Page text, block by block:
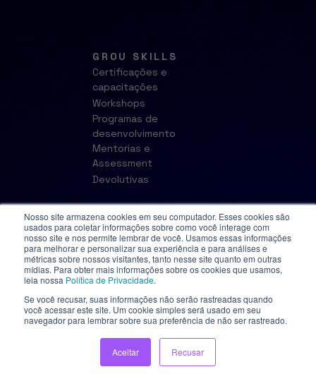
Nosso site armazena cookies em seu computador. Esses cookies são
usados para coletar informações sobre como você interage com
nosso site e nos permite lembrar de você. Usamos essas informações
para melhorar e personalizar sua experiência e para análises e
métricas sobre nossos visitantes, tanto nesse site quanto em outras
mídias. Para obter mais informações sobre os cookies que usamos,
leia nossa Política de Privacidade.
Se você recusar, suas informações não serão rastreadas quando
você acessar este site. Um cookie simples será usado em seu
navegador para lembrar sobre sua preferência de não ser rastreado.
Aceitar Recusar
GROU SKILLS
Certificações e
capacitações
Workshops
Programas de
desenvolvimento
Mentorias e
Assessment
Devolutivas
© 2023 Grou. Todos os direitos reservados.